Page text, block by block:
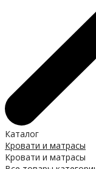
Каталог
Кровати и матрасы
Кровати и матрасы